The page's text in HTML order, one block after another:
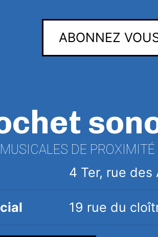
ABONNEZ
DE PROXIMITÉ
4 Ter, rue des
19 rue du